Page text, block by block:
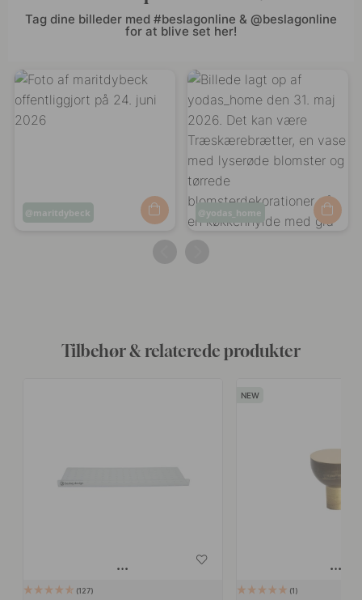
Tag dine billeder med #beslagonline & @beslagonline
for at blive set her!
Opslag
maritdybeck
Opslag
yodas_home
Tilbehør & relaterede produkter
127 1